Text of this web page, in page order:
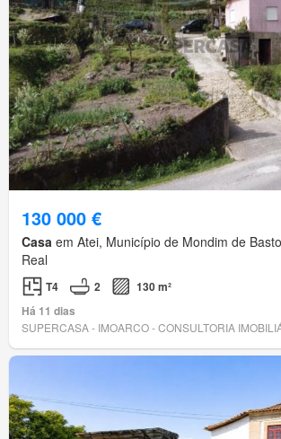
130 000 €
Casa em Atei, Município de Mondim de
Real
T4 2
130 m²
Há 11 dias
SUPERCASA - IMOARCO - CONSULTORIA